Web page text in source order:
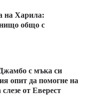
на Харила:
общо с
с мъка си
опит да помогне на
от Еверест